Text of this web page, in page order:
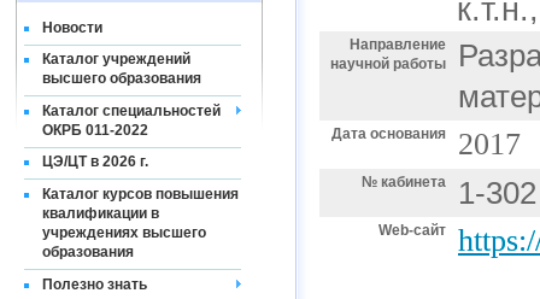
Новости
Каталог учреждений
высшего образования
Каталог специальностей
ОКРБ 011-2022
ЦЭ/ЦТ в 2026 г.
Каталог курсов повышения
квалификации в
учреждениях высшего
образования
Полезно знать
Направление
научной работы
Дата основания 2017
№ кабинета 1-302
Web-сайт